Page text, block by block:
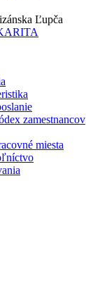
Ľupča
zamestnancov
miesta